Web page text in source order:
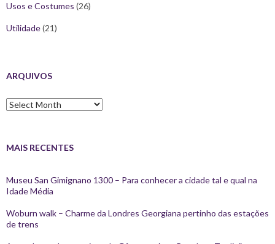
Usos e Costumes (26)
Utilidade(21)
ARQUIVOS
Arquivos
MAIS RECENTES
Museu San Gimignano 1300 – Para conhecer a cidade tal e qual na
Idade Média
Woburn walk – Charme da Londres Georgiana pertinho das estações
de trens